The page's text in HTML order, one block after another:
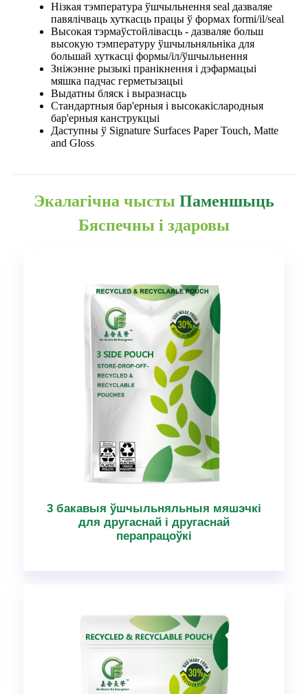
Нізкая тэмпература ўшчыльнення seal дазваляе
павялічваць хуткасць працы ў формах formi/il/seal
Высокая тэрмаўстойлівасць - дазваляе больш
высокую тэмпературу ўшчыльняльніка для
большай хуткасці формы/іл/ўшчыльнення
Зніжэнне рызыкі пранікнення і дэфармацыі
мяшка падчас герметызацыі
Выдатны бляск і выразнасць
Стандартныя бар'ерныя і высокакіслародныя
бар'ерныя канструкцыі
Даступны ў Signature Surfaces Paper Touch, Matte
and Gloss
Экалагічна чысты Паменшыць
Бяспечны і здаровы
3 бакавыя ўшчыльняльныя мяшэчкі
для другаснай і другаснай
перапрацоўкі